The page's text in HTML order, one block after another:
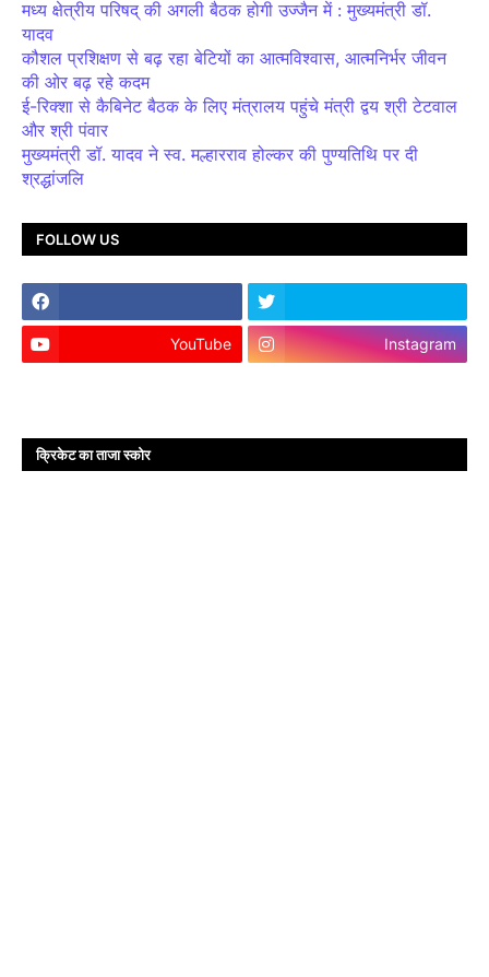
मध्य क्षेत्रीय परिषद् की अगली बैठक होगी उज्जैन में : मुख्यमंत्री डॉ.
यादव
कौशल प्रशिक्षण से बढ़ रहा बेटियों का आत्मविश्वास, आत्मनिर्भर जीवन
की ओर बढ़ रहे कदम
ई-रिक्शा से कैबिनेट बैठक के लिए मंत्रालय पहुंचे मंत्री द्वय श्री टेटवाल
और श्री पंवार
मुख्यमंत्री डॉ. यादव ने स्व. मल्हारराव होल्कर की पुण्यतिथि पर दी
श्रद्धांजलि
FOLLOW US
YouTube Instagram
क्रिकेट का ताजा स्कोर